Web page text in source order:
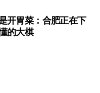
开胃菜：合肥正在下
的大棋